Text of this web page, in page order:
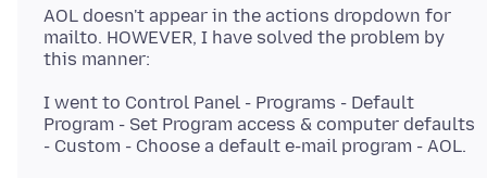
AOL doesn't appear in the actions dropdown for
mailto. HOWEVER, I have solved the problem by
I went to Control Panel - Programs - Default
Program - Set Program access & computer defaults